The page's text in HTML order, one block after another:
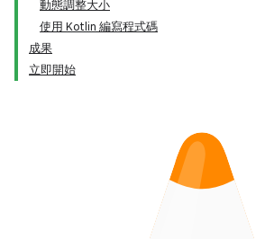
動態調整大小
使用 Kotlin 編寫程式碼
成果
立即開始